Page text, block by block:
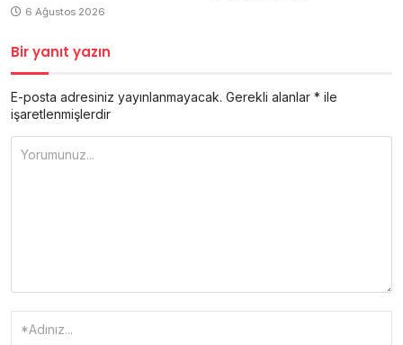
6 Ağustos 2026
Bir yanıt yazın
E-posta adresiniz yayınlanmayacak. Gerekli alanlar * ile
işaretlenmişlerdir